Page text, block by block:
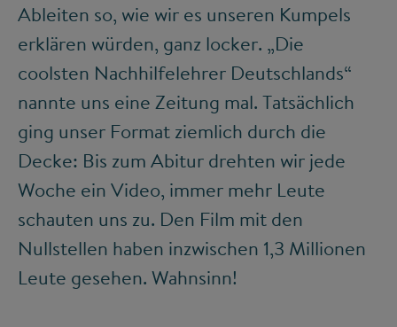
Ableiten so, wie wir es unseren Kumpels
erklären würden, ganz locker. „Die
coolsten Nachhilfelehrer Deutschlands“
nannte uns eine Zeitung mal. Tatsächlich
ging unser Format ziemlich durch die
Decke: Bis zum Abitur drehten wir jede
Woche ein Video, immer mehr Leute
schauten uns zu. Den Film mit den
Nullstellen haben inzwischen 1,3 Millionen
Leute gesehen. Wahnsinn!